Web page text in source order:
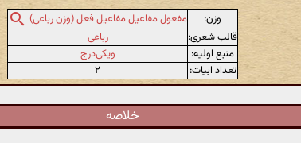
وزن:
مفعول مفاعیل مفاعیل فعل (وزن رباعی)
قالب شعری:
رباعی
منبع اولیه:
ویکی‌درج
تعداد ابیات:
۲
خلاصه